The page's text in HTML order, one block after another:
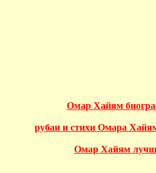
Омар Хайям
рубаи и стихи Омара
Омар Хайям